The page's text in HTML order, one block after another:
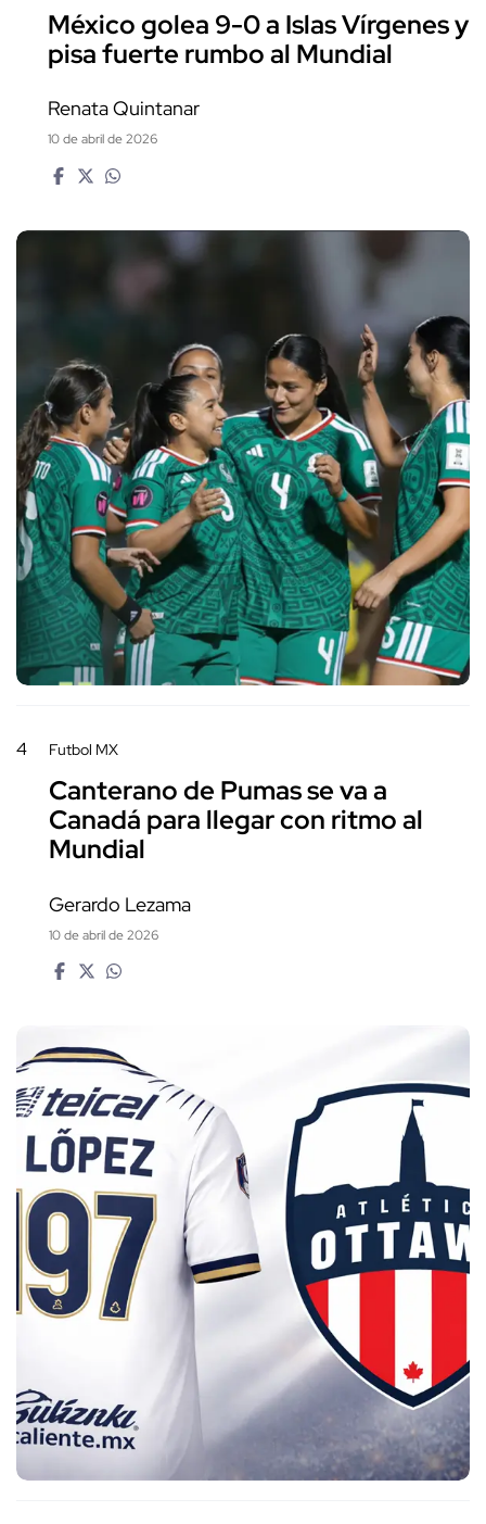
México golea 9-0 a Islas Vírgenes y
pisa fuerte rumbo al Mundial
Renata Quintanar
10 de abril de 2026
4 Futbol MX
Canterano de Pumas se va a
Canadá para llegar con ritmo al
Mundial
Gerardo Lezama
10 de abril de 2026